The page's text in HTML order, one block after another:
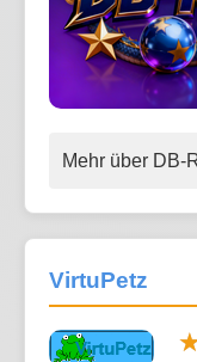
Mehr über DB-
VirtuPetz